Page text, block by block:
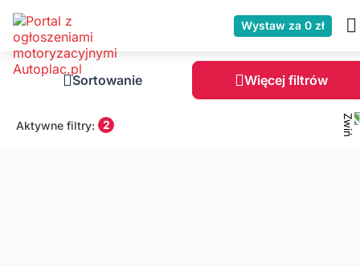
Wystaw za 0 zł
Sortowanie Więcej filtrów
Aktywne filtry: 2